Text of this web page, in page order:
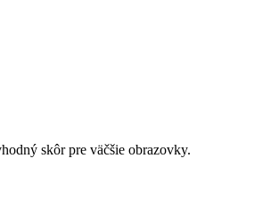
skôr pre väčšie obrazovky.